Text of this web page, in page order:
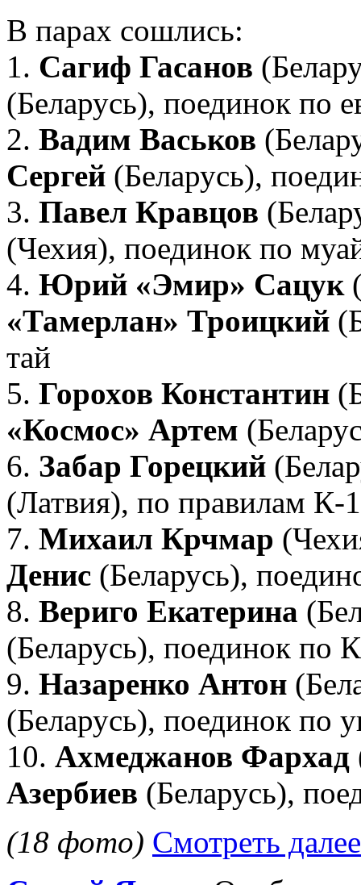
В парах сошлись:
1. Сагиф Гасанов
(Беларусь), поединок по
2. Вадим Васьков
Сергей (Беларусь),
3. Павел Кравцов
(Чехия), поединок по
4. Юрий «Эмир» Сацук
«Тамерлан» Троицкий
тай
5. Горохов Константин
«Космос» Артем
6. Забар Горецкий
(Латвия), по правилам К-1
7. Михаил Крчмар
Денис (Беларусь),
8. Вериго Екатерина
(Беларусь), поединок по
9. Назаренко Антон
(Беларусь), поединок по
10. Ахмеджанов Фархад
Азербиев (Беларусь),
(18 фото) Смотреть